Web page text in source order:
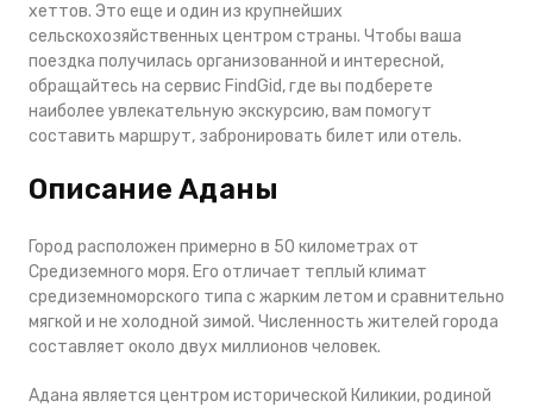
хеттов. Это еще и один из крупнейших
сельскохозяйственных центром страны. Чтобы ваша
поездка получилась организованной и интересной,
обращайтесь на сервис FindGid, где вы подберете
наиболее увлекательную экскурсию, вам помогут
составить маршрут, забронировать билет или отель.
Описание Аданы
Город расположен примерно в 50 километрах от
Средиземного моря. Его отличает теплый климат
средиземноморского типа с жарким летом и сравнительно
мягкой и не холодной зимой. Численность жителей города
составляет около двух миллионов человек.
Адана является центром исторической Киликии, родиной